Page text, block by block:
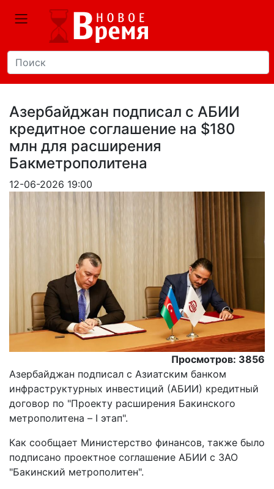
Азербайджан подписал с АБИИ
кредитное соглашение на $180
млн для расширения
Бакметрополитена
12-06-2026 19:00
Просмотров: 3856
Азербайджан подписал с Азиатским банком
инфраструктурных инвестиций (АБИИ) кредитный
договор по "Проекту расширения Бакинского
метрополитена – I этап".
Как сообщает Министерство финансов, также было
подписано проектное соглашение АБИИ с ЗАО
"Бакинский метрополитен".